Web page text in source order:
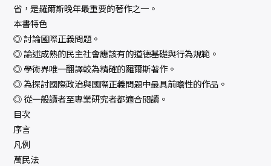
省，是羅爾斯晚年最重要的著作之一。
本書特色
◎ 討論國際正義問題。
◎ 論述成熟的民主社會應該有的道德基礎與行為規範。
◎ 學術界唯一翻譯較為精確的羅爾斯著作。
◎ 為探討國際政治與國際正義問題中最具前瞻性的作品。
◎ 從一般讀者至專業研究者都適合閱讀。
目次
序言
凡例
萬民法